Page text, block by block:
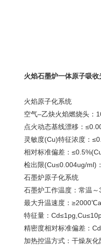
火焰石墨炉一体原子吸收
火焰原子化系统
空气–乙炔火焰燃烧头：
点火动态基线漂移：
灵敏度(Cu)特征浓度：
相对标准偏差：
检出限(Cu≤0.004ug/ml)
石墨炉原子化系统
石墨炉工作温度：常温
最大升温速度：
特征量：
精密度相对标准偏差：
加热控温方式：干燥灰